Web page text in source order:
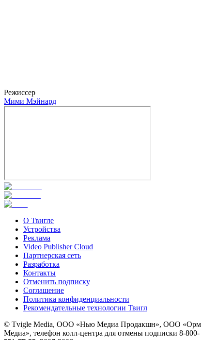
Режиссер
Мими Мэйнард
О Твигле
Устройства
Реклама
Video Publisher Cloud
Партнерская сеть
Разработка
Контакты
Отменить подписку
Соглашение
Политика конфиденциальности
Рекомендательные технологии Твигл
© Tvigle Media, ООО «Нью Медиа Продакшн», ООО «Орм
Медиа», телефон колл-центра для отмены подписки 8-800-